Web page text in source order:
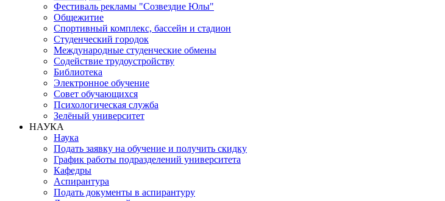
Фестиваль рекламы "Созвездие Юлы"
Общежитие
Спортивный комплекс, бассейн и стадион
Студенческий городок
Международные студенческие обмены
Содействие трудоустройству
Библиотека
Электронное обучение
Совет обучающихся
Психологическая служба
Зелёный университет
НАУКА
Наука
Подать заявку на обучение и получить скидку
График работы подразделений университета
Кафедры
Аспирантура
Подать документы в аспирантуру